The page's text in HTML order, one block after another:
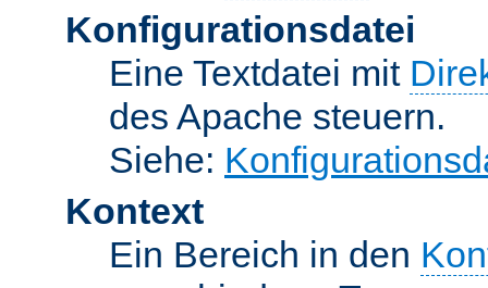
Konfigurationsdatei
Eine Textdatei mit
des Apache steuern.
Siehe:
Kontext
Ein Bereich in den